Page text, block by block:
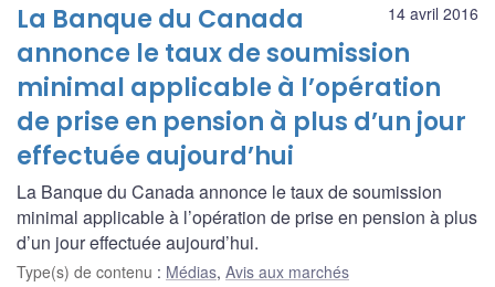
14 avril 2016
La Banque du Canada
annonce le taux de soumission
minimal applicable à l’opération
de prise en pension à plus d’un jour
effectuée aujourd’hui
La Banque du Canada annonce le taux de soumission
minimal applicable à l’opération de prise en pension à plus
d’un jour effectuée aujourd’hui.
Type(s) de contenu : Médias, Avis aux marchés